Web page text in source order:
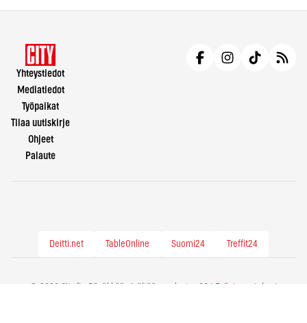
Yhteystiedot
Mediatiedot
Työpaikat
Tilaa uutiskirje
Ohjeet
Palaute
Deitti.net TableOnline Suomi24 Treffit24